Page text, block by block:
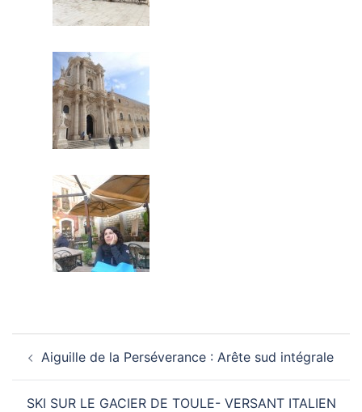
d’article
Aiguille de la Perséverance : Arête sud intégrale
SKI SUR LE GACIER DE TOULE- VERSANT ITALIEN